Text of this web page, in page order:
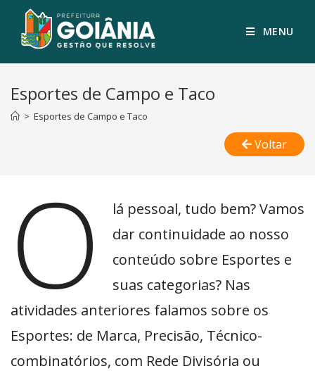
MENU
Esportes de Campo e Taco
> Esportes de Campo e Taco
Voltar
O
lá pessoal, tudo bem? Vamos
dar continuidade ao nosso
conteúdo sobre Esportes e
suas categorias? Nas
atividades anteriores falamos sobre os
Esportes: de Marca, Precisão, Técnico-
combinatórios, com Rede Divisória ou